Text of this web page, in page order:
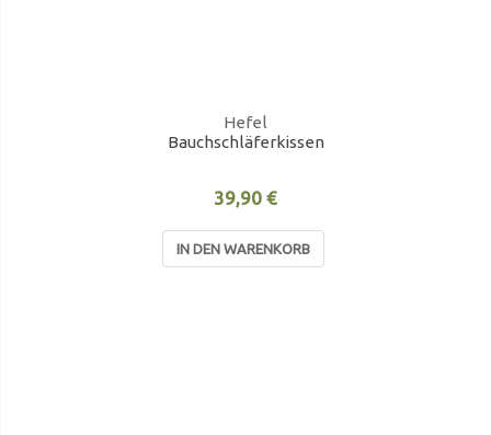
Hefel
Bauchschläferkissen
39,90 €
IN DEN WARENKORB